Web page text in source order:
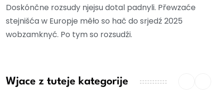
Doskónčne rozsudy njejsu dotal padnyli. Přewzaće
stejnišća w Europje měło so hač do srjedź 2025
wobzamknyć. Po tym so rozsudźi.
Wjace z tuteje kategorije